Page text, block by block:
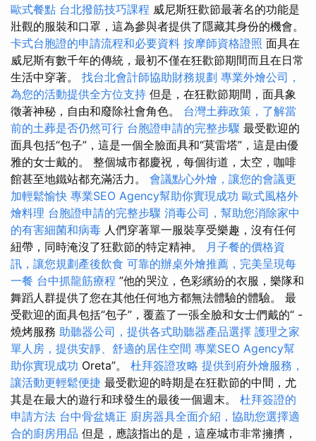
歐式餐點 台北撥筋技巧課程 威尼斯狂歡節最著名的功能是
壯觀的服裝和口罩，這為參與者提供了隱藏其身份的機會。
卡式台胞證的申請流程和必要資料 按摩師資格證照 面具在
威尼斯有數千年的傳統，最初不僅在狂歡節期間而且在日常
生活中穿著。 找台北會計師協助財務規劃 專業外燴公司，
為您的活動提供全方位支持 但是，在狂歡節期間，面具象
徵著神秘，自由和廢除社會角色。 台灣土葬政策，了解當
前的土葬是否仍然可行 台胞證申請的完整步驟 最受歡迎的
面具包括“包子”，這是一個全臉面具和“莫雷塔”，這是由優
雅的女士戴的。 整個城市都慶祝，每個街道，太空，咖啡
館甚至地鐵站都充滿活力。 會議點心外燴，讓您的會議更
加輕鬆愉快 專業SEO Agency幫助你實現成功 歐式風格外
燴料理 台胞證申請的完整步驟 消毒公司，幫助您消除家中
的有害細菌和病毒 人們穿著單一服裝享受樂趣，沒有任何
紐帶，同時淹沒了狂歡節的特定精神。
月子餐的價格資
訊，讓您規劃產後飲食 可靠的辦桌外燴推薦，完美呈現每
一餐 台中抓龍筋療程 ”他的哭泣，色彩繽紛的衣服，樂隊和
舞蹈人群提供了您在其他任何地方都無法體驗的體驗。 最
受歡迎的面具包括“包子”，覆蓋了一張全臉和女士們戴的“ -
燒烤服務 助聽器公司，提供各式助聽器產品選擇 護理之家
單人房，提供安靜、舒適的居住空間 專業SEO Agency幫
助你實現成功 Oreta”。 杜拜簽證攻略 提供到府外燴服務，
讓活動更輕鬆便捷 最受歡迎的時期是在狂歡節的中間，尤
其是在最大的遊行和球發生的最後一個週末。 杜拜簽證的
申請方法 台中骨盆矯正 廚房器具全面介紹，協助您選擇適
合的廚房用品 但是，應該指出的是，這座城市非常擁擠，